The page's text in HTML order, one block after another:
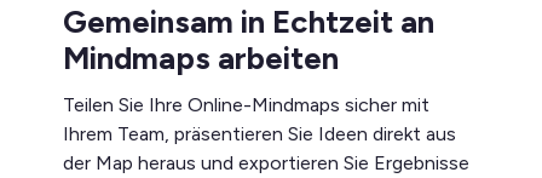
Gemeinsam in Echtzeit an
Mindmaps arbeiten
Teilen Sie Ihre Online-Mindmaps sicher mit
Ihrem Team, präsentieren Sie Ideen direkt aus
der Map heraus und exportieren Sie Ergebnisse